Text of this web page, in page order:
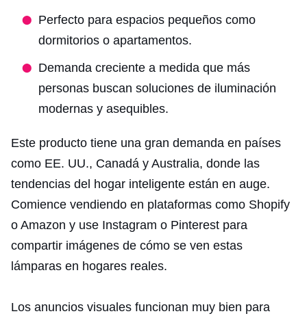
Perfecto para espacios pequeños como
dormitorios o apartamentos.
Demanda creciente a medida que más
personas buscan soluciones de iluminación
modernas y asequibles.
Este producto tiene una gran demanda en países
como EE. UU., Canadá y Australia, donde las
tendencias del hogar inteligente están en auge.
Comience vendiendo en plataformas como Shopify
o Amazon y use Instagram o Pinterest para
compartir imágenes de cómo se ven estas
lámparas en hogares reales.
Los anuncios visuales funcionan muy bien para